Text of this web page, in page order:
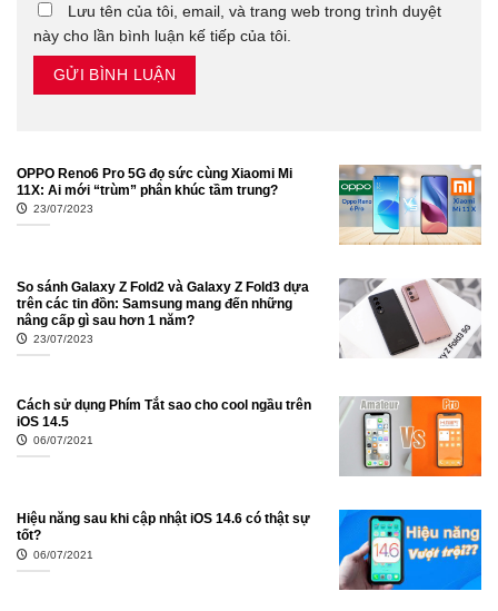
Lưu tên của tôi, email, và trang web trong trình duyệt
này cho lần bình luận kế tiếp của tôi.
OPPO Reno6 Pro 5G đọ sức cùng Xiaomi Mi
11X: Ai mới “trùm” phân khúc tầm trung?
23/07/2023
So sánh Galaxy Z Fold2 và Galaxy Z Fold3 dựa
trên các tin đồn: Samsung mang đến những
nâng cấp gì sau hơn 1 năm?
23/07/2023
Cách sử dụng Phím Tắt sao cho cool ngầu trên
iOS 14.5
06/07/2021
Hiệu năng sau khi cập nhật iOS 14.6 có thật sự
tốt?
06/07/2021